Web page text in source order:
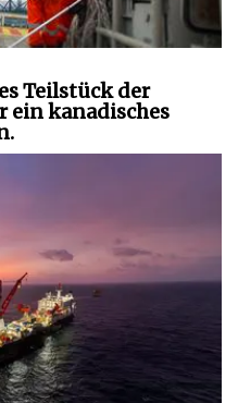
Teilstück der
ein kanadisches